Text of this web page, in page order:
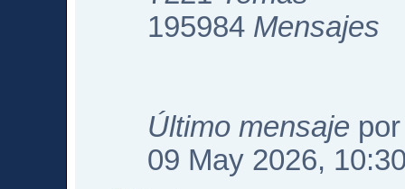
195984 Mensajes
Último mensaje
09 May 2026,